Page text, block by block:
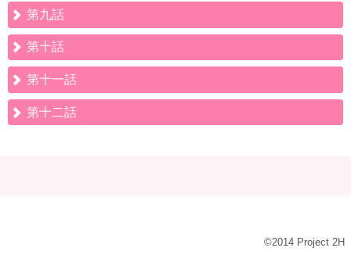
第九話
第十話
第十一話
第十二話
©2014 Project 2H